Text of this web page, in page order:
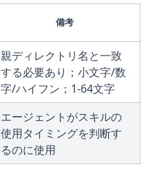
備考
親ディレクトリ名と一致
する必要あり；小文字/数
字/ハイフン；1-64文字
エージェントがスキルの
使用タイミングを判断す
るのに使用